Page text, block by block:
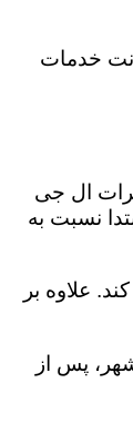
خدمات
ال جی
نسبت به
علاوه بر
پس از